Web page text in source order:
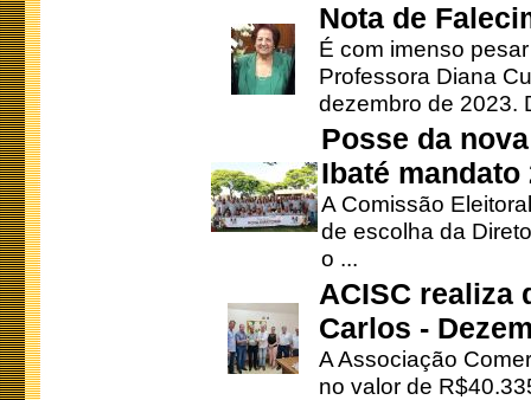
Nota de
É com imenso
Professora Diana
dezembro de 2023.
Posse da
Ibaté mandato
A Comissão
de escolha da
o ...
ACISC realiza
Carlos -
A Associação
no valor de